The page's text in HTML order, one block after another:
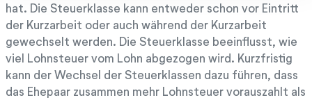
hat. Die Steuerklasse kann entweder schon vor Eintritt
der Kurzarbeit oder auch während der Kurzarbeit
gewechselt werden. Die Steuerklasse beeinflusst, wie
viel Lohnsteuer vom Lohn abgezogen wird. Kurzfristig
kann der Wechsel der Steuerklassen dazu führen, dass
das Ehepaar zusammen mehr Lohnsteuer vorauszahlt als